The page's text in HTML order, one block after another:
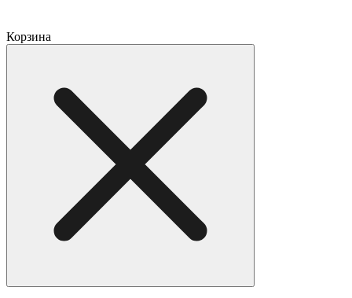
Корзина